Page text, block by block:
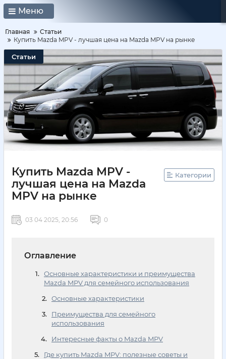
Меню
Главная
Статьи
Купить Mazda MPV - лучшая цена на Mazda MPV на рынке
Статьи
Купить Mazda MPV -
лучшая цена на Mazda
MPV на рынке
Категории
03 04 2025, 20:56 0
Оглавление
Основные характеристики и преимущества
Mazda MPV для семейного использования
Основные характеристики
Преимущества для семейного
использования
Интересные факты о Mazda MPV
Где купить Mazda MPV: полезные советы и